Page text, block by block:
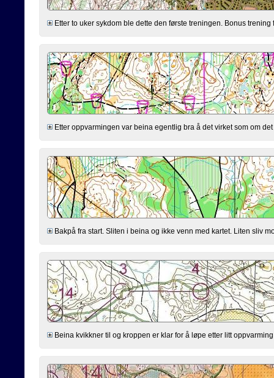
Etter to uker sykdom ble dette den første treningen. Bonus
Etter oppvarmingen var beina egentlig bra å det virket som om
Bakpå fra start. Sliten i beina og ikke venn med kartet. Liten sliv
Beina kvikkner til og kroppen er klar for å løpe etter litt